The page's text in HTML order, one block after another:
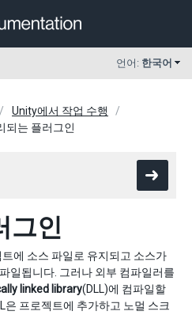
언어: 한국어
Unity에서 작업 수행
되는 플러그인
그인
에 소스 파일로 유지되고 소스가
일됩니다. 그러나 외부 컴파일러를
linked library(DLL)에 컴파일할
은 프로젝트에 추가하고 노멀 스크